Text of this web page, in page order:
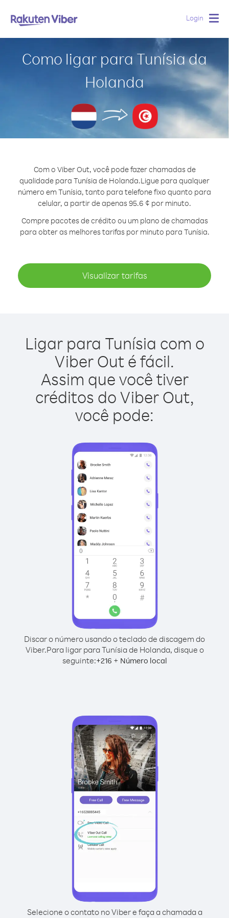
Login
Como ligar para Tunísia da
Holanda
Com o Viber Out, você pode fazer chamadas de
qualidade para Tunísia de Holanda.Ligue para qualquer
número em Tunísia, tanto para telefone fixo quanto para
celular, a partir de apenas 95.6 ¢ por minuto.
Compre pacotes de crédito ou um plano de chamadas
para obter as melhores tarifas por minuto para Tunísia.
Visualizar tarifas
Ligar para Tunísia com o
Viber Out é fácil.
Assim que você tiver
créditos do Viber Out,
você pode:
Discar o número usando o teclado de discagem do
Viber.Para ligar para Tunísia de Holanda, disque o
seguinte:+216 + Número local
Selecione o contato no Viber e faça a chamada a